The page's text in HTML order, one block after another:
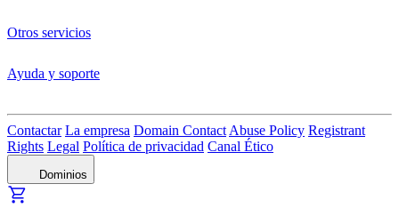
Otros servicios
Ayuda y soporte
Contactar La empresa Domain Contact Abuse Policy Registrant
Rights Legal Política de privacidad Canal Ético
Dominios